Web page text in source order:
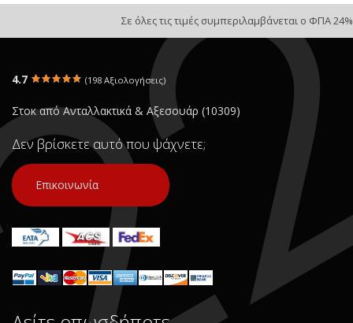
Σε όλες τις τιμές συμπεριλαμβάνεται ο ΦΠΑ 24%
4.7 (198 Αξιολογήσεις)
Στοκ από Ανταλλακτικά & Αξεσουάρ (10309)
Δεν βρίσκετε αυτό που ψάχνετε;
Επικοινωνία